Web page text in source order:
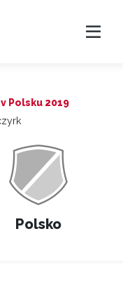
Polsku 2019
Polsko